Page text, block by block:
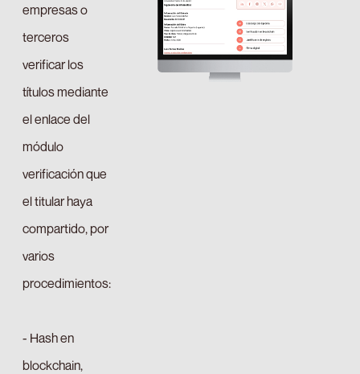
empresas o
terceros
verificar los
títulos mediante
el enlace del
módulo
verificación que
el titular haya
compartido, por
varios
procedimientos:
- Hash en
blockchain,